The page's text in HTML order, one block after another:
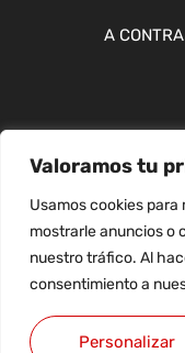
Valoramos tu
Usamos cookies
mostrarle anuncios o
nuestro tráfico. Al
consentimiento a
Personalizar
A